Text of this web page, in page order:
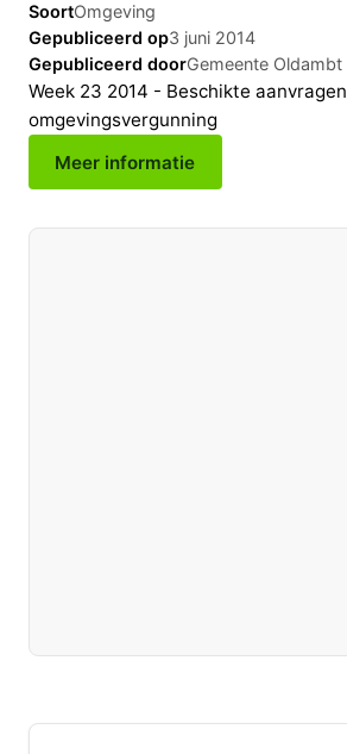
SoortOmgeving
Gepubliceerd op3 juni 2014
Gepubliceerd doorGemeente Oldambt
Week 23 2014 - Beschikte aanvragen
omgevingsvergunning
Meer informatie